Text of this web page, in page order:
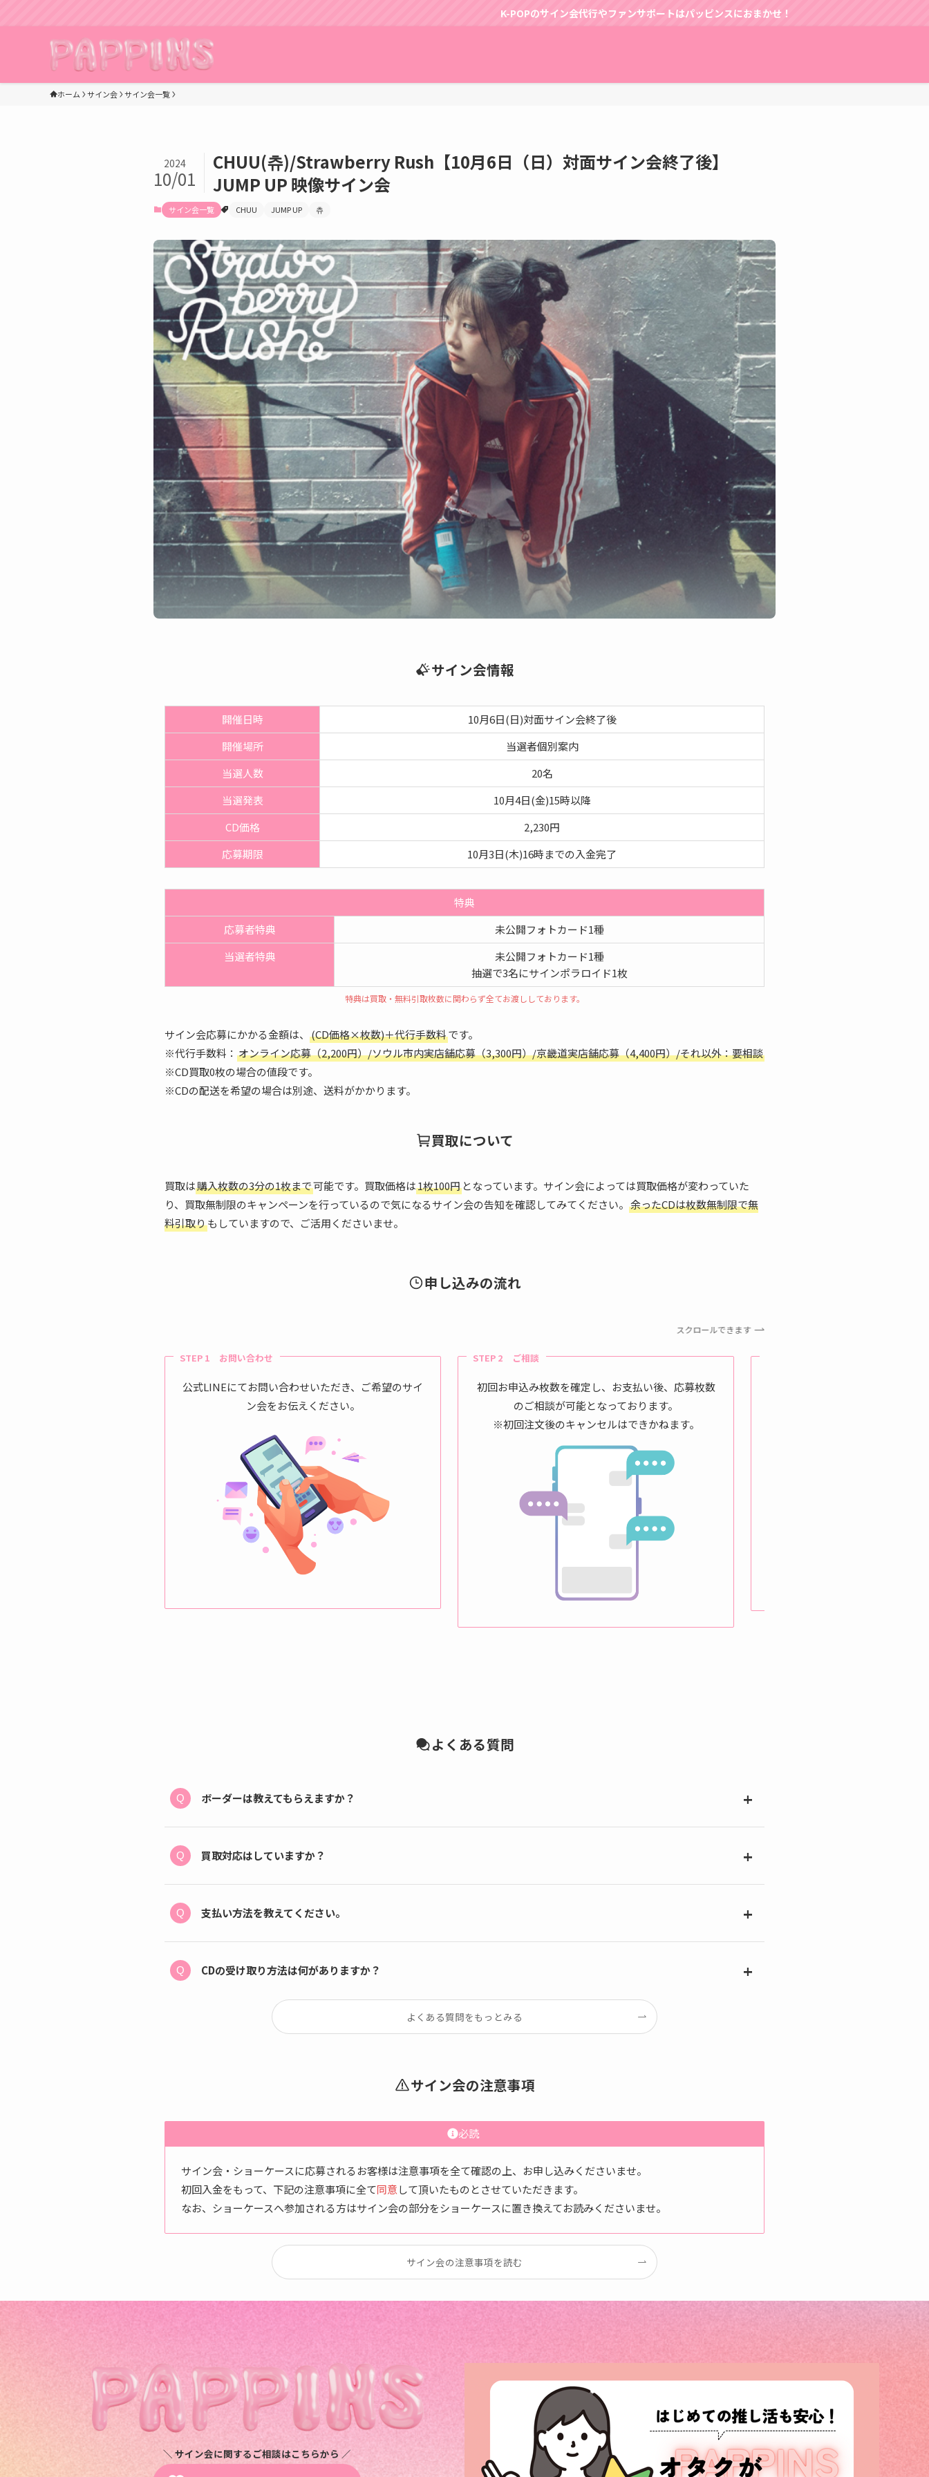
K-POPのサイン会代行やファンサポートはパッピンスにおまかせ！
ホーム サイン会 サイン会一覧
CHUU(츄)/Strawberry Rush【10月6日（日）対面サイン会終了後】
JUMP UP 映像サイン会
2024
10/01
サイン会一覧 CHUU JUMP UP 츄
サイン会情報
開催日時
10月6日(日)対面サイン会終了後
開催場所
当選者個別案内
当選人数
20名
当選発表
10月4日(金)15時以降
CD価格
2,230円
応募期限
10月3日(木)16時までの入金完了
特典
応募者特典
未公開フォトカード1種
当選者特典
未公開フォトカード1種
抽選で3名にサインポラロイド1枚
特典は買取・無料引取枚数に関わらず全てお渡ししております。
サイン会応募にかかる金額は、 (CD価格×枚数)＋代行手数料です。
※代行手数料： オンライン応募（2,200円）/ソウル市内実店舗応募（3,300円）/京畿道実店舗応募（4,400円）/それ以外：要相談
※CD買取0枚の場合の値段です。
※CDの配送を希望の場合は別途、送料がかかります。
買取について
買取は購入枚数の3分の1枚まで可能です。買取価格は1枚100円 となっています。サイン会によっては買取価格が変わっていた
り、買取無制限のキャンペーンを行っているので気になるサイン会の告知を確認してみてください。 余ったCDは枚数無制限で無
料引取りもしていますので、ご活用くださいませ。
申し込みの流れ
スクロールできます
STEP 1 お問い合わせ
公式LINEにてお問い合わせいただき、ご希望のサイ
ン会をお伝えください。
STEP 2 ご相談
初回お申込み枚数を確定し、お支払い後、応募枚数
のご相談が可能となっております。
※初回注文後のキャンセルはできかねます。
よくある質問
ボーダーは教えてもらえますか？
買取対応はしていますか？
支払い方法を教えてください。
CDの受け取り方法は何がありますか？
よくある質問をもっとみる
サイン会の注意事項
必読
サイン会・ショーケースに応募されるお客様は注意事項を全て確認の上、お申し込みくださいませ。
初回入金をもって、下記の注意事項に全て同意して頂いたものとさせていただきます。
なお、ショーケースへ参加される方はサイン会の部分をショーケースに置き換えてお読みくださいませ。
サイン会の注意事項を読む
＼ サイン会に関するご相談はこちらから ／